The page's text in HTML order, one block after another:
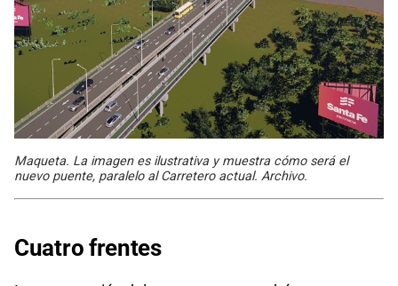
Maqueta. La imagen es ilustrativa y muestra cómo será el
nuevo puente, paralelo al Carretero actual. Archivo.
Cuatro frentes